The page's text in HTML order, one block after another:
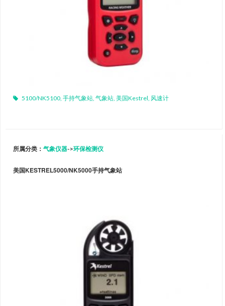
5100/NK5100 手持气象站 气象站 美国Kestrel 风速计
所属分类： 气象仪器->环保检测仪
美国KESTREL5000/NK5000手持气象站